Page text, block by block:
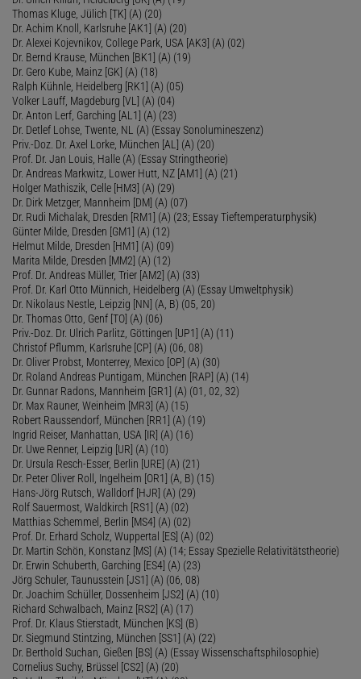
Thomas Kluge, Jülich [TK] (A) (20)
Dr. Achim Knoll, Karlsruhe [AK1] (A) (20)
Dr. Alexei Kojevnikov, College Park, USA [AK3] (A) (02)
Dr. Bernd Krause, München [BK1] (A) (19)
Dr. Gero Kube, Mainz [GK] (A) (18)
Ralph Kühnle, Heidelberg [RK1] (A) (05)
Volker Lauff, Magdeburg [VL] (A) (04)
Dr. Anton Lerf, Garching [AL1] (A) (23)
Dr. Detlef Lohse, Twente, NL (A) (Essay Sonolumineszenz)
Priv.-Doz. Dr. Axel Lorke, München [AL] (A) (20)
Prof. Dr. Jan Louis, Halle (A) (Essay Stringtheorie)
Dr. Andreas Markwitz, Lower Hutt, NZ [AM1] (A) (21)
Holger Mathiszik, Celle [HM3] (A) (29)
Dr. Dirk Metzger, Mannheim [DM] (A) (07)
Dr. Rudi Michalak, Dresden [RM1] (A) (23; Essay Tieftemperaturphysik)
Günter Milde, Dresden [GM1] (A) (12)
Helmut Milde, Dresden [HM1] (A) (09)
Marita Milde, Dresden [MM2] (A) (12)
Prof. Dr. Andreas Müller, Trier [AM2] (A) (33)
Prof. Dr. Karl Otto Münnich, Heidelberg (A) (Essay Umweltphysik)
Dr. Nikolaus Nestle, Leipzig [NN] (A, B) (05, 20)
Dr. Thomas Otto, Genf [TO] (A) (06)
Priv.-Doz. Dr. Ulrich Parlitz, Göttingen [UP1] (A) (11)
Christof Pflumm, Karlsruhe [CP] (A) (06, 08)
Dr. Oliver Probst, Monterrey, Mexico [OP] (A) (30)
Dr. Roland Andreas Puntigam, München [RAP] (A) (14)
Dr. Gunnar Radons, Mannheim [GR1] (A) (01, 02, 32)
Dr. Max Rauner, Weinheim [MR3] (A) (15)
Robert Raussendorf, München [RR1] (A) (19)
Ingrid Reiser, Manhattan, USA [IR] (A) (16)
Dr. Uwe Renner, Leipzig [UR] (A) (10)
Dr. Ursula Resch-Esser, Berlin [URE] (A) (21)
Dr. Peter Oliver Roll, Ingelheim [OR1] (A, B) (15)
Hans-Jörg Rutsch, Walldorf [HJR] (A) (29)
Rolf Sauermost, Waldkirch [RS1] (A) (02)
Matthias Schemmel, Berlin [MS4] (A) (02)
Prof. Dr. Erhard Scholz, Wuppertal [ES] (A) (02)
Dr. Martin Schön, Konstanz [MS] (A) (14; Essay Spezielle Relativitätstheorie)
Dr. Erwin Schuberth, Garching [ES4] (A) (23)
Jörg Schuler, Taunusstein [JS1] (A) (06, 08)
Dr. Joachim Schüller, Dossenheim [JS2] (A) (10)
Richard Schwalbach, Mainz [RS2] (A) (17)
Prof. Dr. Klaus Stierstadt, München [KS] (B)
Dr. Siegmund Stintzing, München [SS1] (A) (22)
Dr. Berthold Suchan, Gießen [BS] (A) (Essay Wissenschaftsphilosophie)
Cornelius Suchy, Brüssel [CS2] (A) (20)